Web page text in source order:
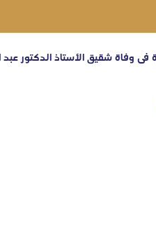
وفاة شقيق الأستاذ الدكتور عبد